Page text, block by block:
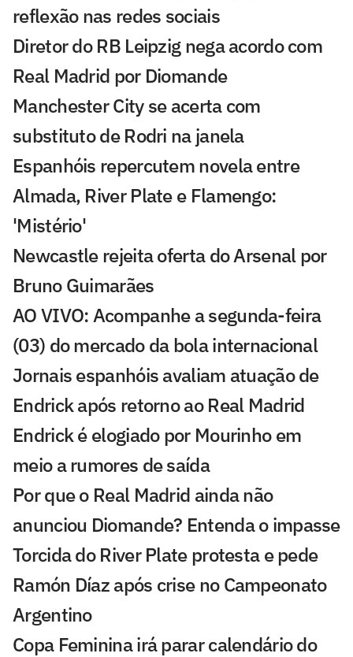
reflexão nas redes sociais
Diretor do RB Leipzig nega acordo com
Real Madrid por Diomande
Manchester City se acerta com
substituto de Rodri na janela
Espanhóis repercutem novela entre
Almada, River Plate e Flamengo:
'Mistério'
Newcastle rejeita oferta do Arsenal por
Bruno Guimarães
AO VIVO: Acompanhe a segunda-feira
(03) do mercado da bola internacional
Jornais espanhóis avaliam atuação de
Endrick após retorno ao Real Madrid
Endrick é elogiado por Mourinho em
meio a rumores de saída
Por que o Real Madrid ainda não
anunciou Diomande? Entenda o impasse
Torcida do River Plate protesta e pede
Ramón Díaz após crise no Campeonato
Argentino
Copa Feminina irá parar calendário do